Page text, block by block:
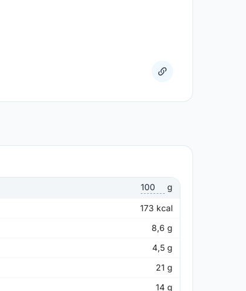
g
173 kcal
8,6 g
4,5 g
21 g
14 g